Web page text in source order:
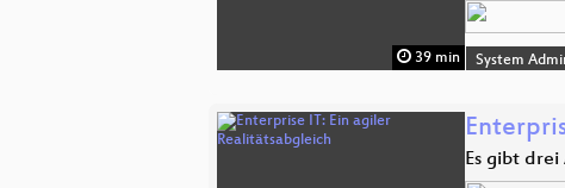
39 min System
Es gibt